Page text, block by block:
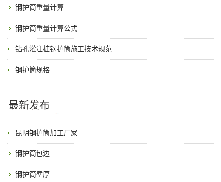
钢护筒重量计算
钢护筒重量计算公式
钻孔灌注桩钢护筒施工技术规范
钢护筒规格
最新发布
昆明钢护筒加工厂家
钢护筒包边
钢护筒壁厚